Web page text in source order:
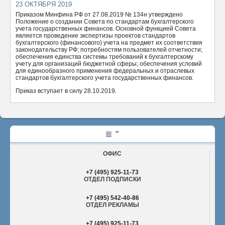
23 ОКТЯБРЯ 2019
Приказом Минфина РФ от 27.08.2019 № 134н утверждено
Положение о создании Совета по стандартам бухгалтерского
учета государственных финансов. Основной функцией Совета
является проведение экспертизы проектов стандартов
бухгалтерского (финансового) учета на предмет их соответствия
законодательству РФ; потребностям пользователей отчетности;
обеспечения единства системы требований к бухгалтерскому
учету для организаций бюджетной сферы; обеспечения условий
для единообразного применения федеральных и отраслевых
стандартов бухгалтерского учета государственных финансов.
Приказ вступает в силу 28.10.2019.
ОФИС
+7 (495) 925-11-73
ОТДЕЛ ПОДПИСКИ
+7 (495) 542-40-86
ОТДЕЛ РЕКЛАМЫ
+7 (495) 925-11-73
ОТПРАВИТЬ